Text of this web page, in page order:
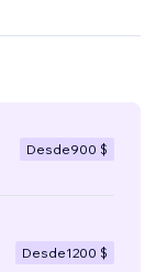
Desde900 $
Desde1200 $